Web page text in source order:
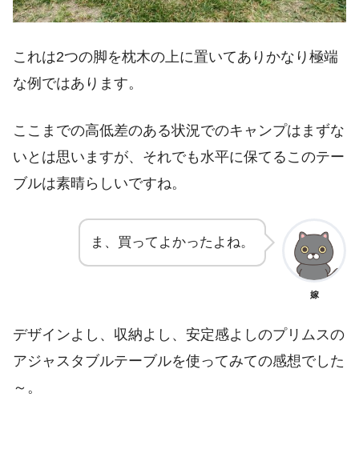
これは2つの脚を枕木の上に置いてありかなり極端
な例ではあります。
ここまでの高低差のある状況でのキャンプはまずな
いとは思いますが、それでも水平に保てるこのテー
ブルは素晴らしいですね。
ま、買ってよかったよね。
嫁
デザインよし、収納よし、安定感よしのプリムスの
アジャスタブルテーブルを使ってみての感想でした
～。